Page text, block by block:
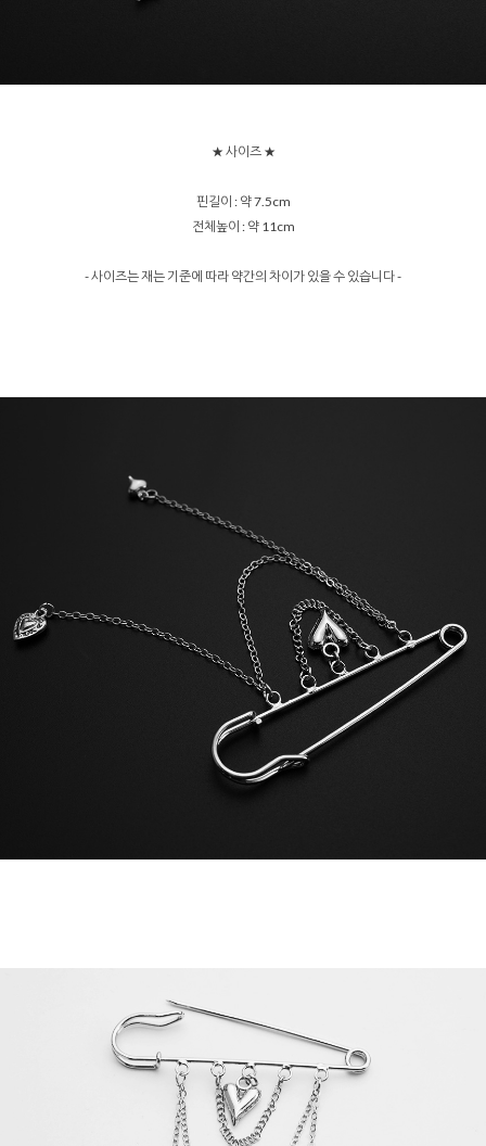
★ 사이즈 ★
핀길이 : 약 7.5cm
전체높이 : 약 11cm
- 사이즈는 재는 기준에 따라 약간의 차이가 있을 수 있습니다 -